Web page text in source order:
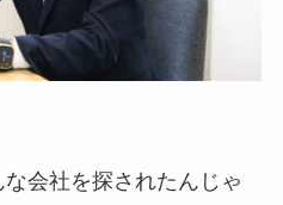
会社を探されたんじゃ